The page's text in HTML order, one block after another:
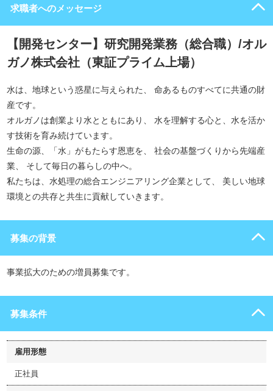
求職者へのメッセージ
【開発センター】研究開発業務（総合職）/オル
ガノ株式会社（東証プライム上場）
水は、地球という惑星に与えられた、 命あるものすべてに共通の財
産です。
オルガノは創業より水とともにあり、 水を理解する心と、水を活か
す技術を育み続けています。
生命の源、「水」がもたらす恩恵を、 社会の基盤づくりから先端産
業、 そして毎日の暮らしの中へ。
私たちは、水処理の総合エンジニアリング企業として、 美しい地球
環境との共存と共生に貢献していきます。
募集の背景
事業拡大のための増員募集です。
募集条件
雇用形態
正社員